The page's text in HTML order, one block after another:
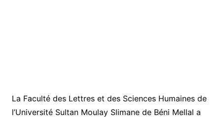
La Faculté des Lettres et des Sciences Humaines de
l’Université Sultan Moulay Slimane de Béni Mellal a